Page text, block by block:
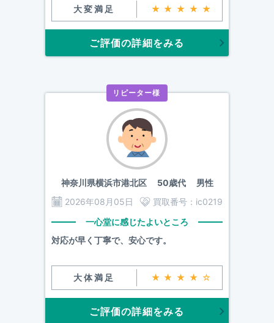
大変満足 ★★★★★
ご評価の詳細をみる
リピーター様
神奈川県横浜市港北区50歳代 男性
2026年08月05日
買取番号： ic0219
一心堂に感じたよいところ
対応が早く丁寧で、安心です。
大体満足 ★★★★☆
ご評価の詳細をみる